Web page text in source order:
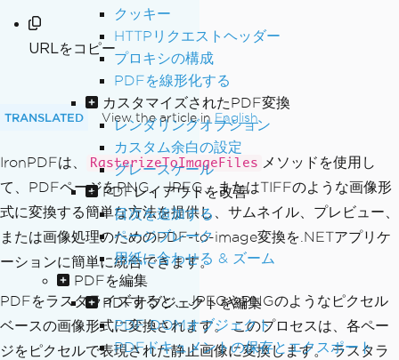
クッキー
HTTPリクエストヘッダー
プロキシの構成
PDFを線形化する
カスタマイズされたPDF変換
レンダリングオプション
カスタム余白の設定
グレースケール
PDFレイアウトを改善
目次を追加する
ページブレーク
用紙に合わせる & ズーム
PDFを編集
PDFオブジェクトを編集
PDF DOMオブジェクト
PDFドキュメントの保存とエクスポート
URLをコピー
TRANSLATED View the article in English
IronPDFは、 RasterizeToImageFiles メソッドを使用し
て、PDFページをPNG、JPEG、またはTIFFのような画像形
式に変換する簡単な方法を提供し、サムネイル、プレビュー、
または画像処理のためのPDF-to-image変換を.NETアプリケ
ーションに簡単に統合できます。
PDFをラスタライズすると、JPEGやPNGのようなピクセル
ベースの画像形式に変換されます。 このプロセスは、各ペー
ジをピクセルで表現された静止画像に変換します。 ラスタラ